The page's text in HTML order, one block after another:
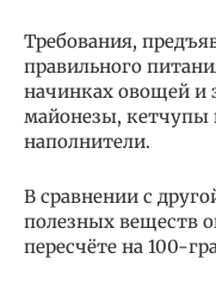
Требования,
правильного
начинках овощей и
майонезы, кетчупы
наполнители.
В сравнении с
полезных веществ
пересчёте на 100-